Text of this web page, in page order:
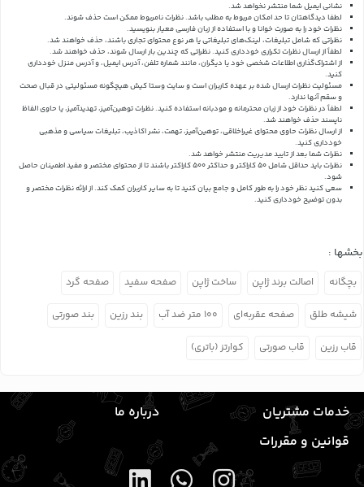
نشانی ایمیل شما منتشر نخواهد شد.
لطفا دیدگاهتان تا حد امکان مربوط به مطلب باشد. نظرات نامربوط ممکن است حذف شوند.
نظرات خود را به صورت خوانا و با استفاده از زبان فارسی معیار بنویسید.
نظراتی که شامل تبلیغات، لینک‌های تبلیغاتی یا هر نوع محتوای تجاری باشند، حذف خواهند شد.
لطفاً از ارسال نظرات تکراری خودداری کنید. نظراتی که چندین بار ارسال شوند، حذف خواهند شد.
از اشتراک‌گذاری اطلاعات شخصی خود یا دیگران، مانند شماره تلفن، آدرس ایمیل، و آدرس منزل خودداری
کنید.
مسئولیت نظرات ارسال شده بر عهده کاربران است و سایت وستا کیش هیچگونه مسئولیتی در قبال صحت
و سقم آنها ندارد.
لطفاً در نظرات خود از زبان محترمانه و مودبانه استفاده کنید. نظرات توهین‌آمیز، تهدیدآمیز، یا حاوی الفاظ
ناپسند حذف خواهند شد.
از ارسال نظرات حاوی محتوای غیراخلاقی، توهین‌آمیز، تهمت، نشر اکاذیب، تبلیغات سیاسی و مذهبی
خودداری کنید.
نظرات شما بعد از تایید مدیریت منتشر خواهد شد.
نظرات باید حداقل شامل 50 کاراکتر و حداکثر 500 کاراکتر باشند تا از محتوای مختصر و مفید اطمینان حاصل
شود.
سعی کنید نظر خود را به طور کامل و جامع بیان کنید تا به سایر کاربران کمک کند.از ارائه نظرات مختصر و
بدون توضیح خودداری کنید.
بخشها :
بچگانه اصالت برند ژاپن ساخت ژاپن صفحه سفید صفحه گرد
شیشه طلق صفحه عقربه‌ای ۱۰۰ متر ضد آب بند رزین بند صورتی
قاب رزین قاب صورتی کوارتز (باتری)
خدمات مشتریان
درباره ما
قوانین و مقررات